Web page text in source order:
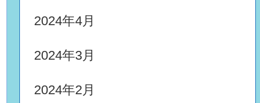
2024年4月
2024年3月
2024年2月